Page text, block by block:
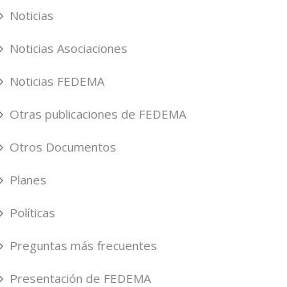
Noticias
Noticias Asociaciones
Noticias FEDEMA
Otras publicaciones de FEDEMA
Otros Documentos
Planes
Políticas
Preguntas más frecuentes
Presentación de FEDEMA